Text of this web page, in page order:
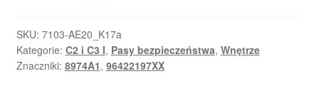
SKU: 7103-AE20_K17a
Kategorie: C2 i C3 I, Pasy bezpieczeństwa, Wnętrze
Znaczniki: 8974A1, 96422197XX